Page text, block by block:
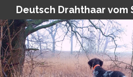
Zum
Hauptinhalt
springen
Deutsch Drahthaar vom